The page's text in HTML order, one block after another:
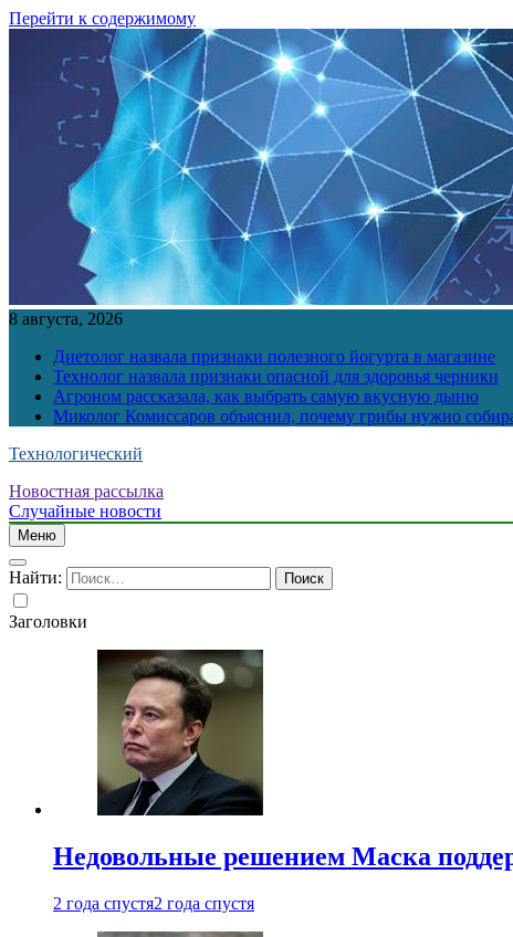
Перейти к содержимому
8 августа, 2026
Диетолог назвала признаки полезного йогурта в магазине
Технолог назвала признаки опасной для здоровья черники
Агроном рассказала, как выбрать самую вкусную дыню
Миколог Комиссаров объяснил, почему грибы нужно
Технологический
Новостная рассылка
Случайные новости
Меню
Найти:
Заголовки
Недовольные решением Маска
2 года спустя2 года спустя